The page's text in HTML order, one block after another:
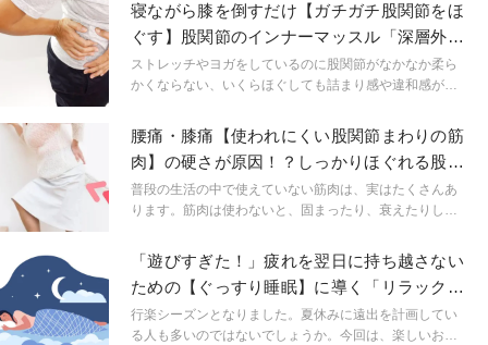
寝ながら膝を倒すだけ【ガチガチ股関節をほ
ぐす】股関節のインナーマッスル「深層外旋
六筋」ストレッチ
ストレッチやヨガをしているのに股関節がなかなか柔ら
かくならない、いくらほぐしても詰まり感や違和感が続
いるのかもしれません。寝たままできる簡単ほぐしでゆ
るめていきましょう。
腰痛・膝痛【使われにくい股関節まわりの筋
肉】の硬さが原因！？しっかりほぐれる股関
節ストレッチ
普段の生活の中で使えていない筋肉は、実はたくさんあ
ります。筋肉は使わないと、固まったり、衰えたりし
そんな使われにくい筋肉の一つであ「股関節を外旋する
筋肉」にフォーカスします。
「遊びすぎた！」疲れを翌日に持ち越さない
ための【ぐっすり睡眠】に導く「リラックス
ストレッチ」
行楽シーズンとなりました。夏休みに遠出を計画してい
る人も多いのではないでしょうか。今回は、楽しいお出